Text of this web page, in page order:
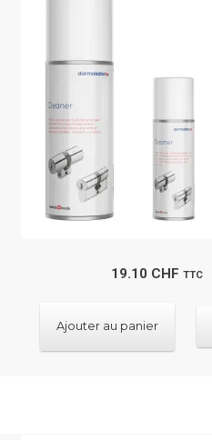
19.10 CHF TTC
Ajouter au panier